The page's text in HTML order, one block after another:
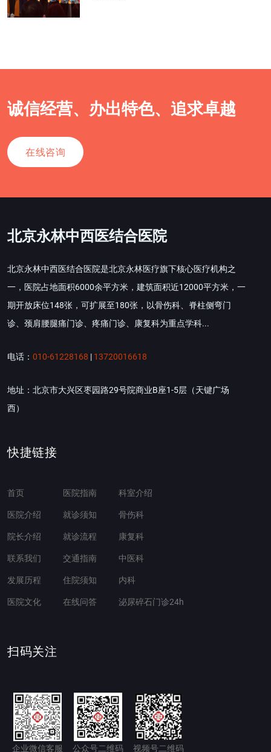
诚信经营、办出特色、追求卓越
在线咨询
北京永林中西医结合医院
北京永林中西医结合医院是北京永林医疗旗下核心医疗机构之
一，医院占地面积6000余平方米，建筑面积近12000平方米，一
期开放床位148张，可扩展至180张，以骨伤科、脊柱侧弯门
诊、颈肩腰腿痛门诊、疼痛门诊、康复科为重点学科...
电话： 010-61228168 | 13720016618
地址：北京市大兴区枣园路29号院商业B座1-5层（天键广场
西）
快捷链接
首页
医院介绍
院长介绍
联系我们
发展历程
医院文化
医院指南
就诊须知
就诊流程
交通指南
住院须知
在线问答
科室介绍
骨伤科
康复科
中医科
内科
泌尿碎石门诊24h
扫码关注
企业微信客服 公众号二维码 视频号二维码